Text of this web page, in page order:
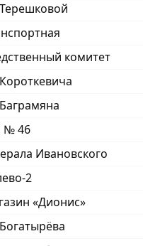
комитет
46
Ивановского
2
«Дионис»